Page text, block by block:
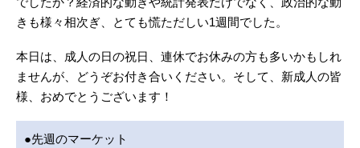
きも様々相次ぎ、とても慌ただしい1週間でした。
本日は、成人の日の祝日、連休でお休みの方も多いかもしれ
ませんが、どうぞお付き合いください。そして、新成人の皆
様、おめでとうございます！
●先週のマーケット